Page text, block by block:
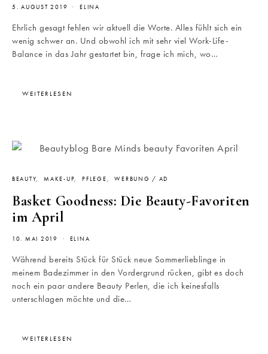
5. AUGUST 2019 ELINA
Ehrlich gesagt fehlen wir aktuell die Worte. Alles fühlt sich ein
wenig schwer an. Und obwohl ich mit sehr viel Work-Life-
Balance in das Jahr gestartet bin, frage ich mich, wo…
WEITERLESEN
BEAUTY MAKE-UP PFLEGE WERBUNG / AD
Basket Goodness: Die Beauty-Favoriten
im April
10. MAI 2019 ELINA
Während bereits Stück für Stück neue Sommerlieblinge in
meinem Badezimmer in den Vordergrund rücken, gibt es doch
noch ein paar andere Beauty Perlen, die ich keinesfalls
unterschlagen möchte und die…
WEITERLESEN